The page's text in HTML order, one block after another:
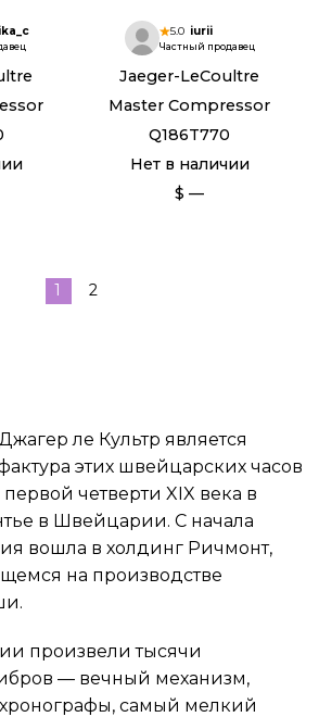
5.0 iurii
Частный продавец
Jaeger-LeCoultre
Master Compressor
Q186T770
Нет в наличии
$ —
1 2
ле Культр является
этих швейцарских часов
четверти XIX века в
в Швейцарии. С начала
вошла в холдинг Ричмонт,
на производстве
произвели тысячи
— вечный механизм,
самый мелкий